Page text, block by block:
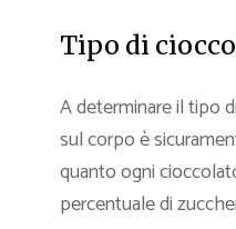
Tipo di
A determinare il tipo
sul corpo è
quanto ogni
percentuale di